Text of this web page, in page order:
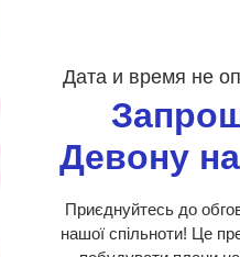
Дата и время не
Девону на
Приєднуйтесь до
нашої спільноти! Це